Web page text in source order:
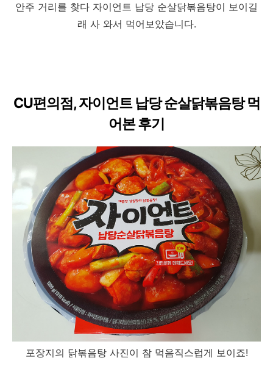
안주 거리를 찾다 자이언트 납당 순살닭볶음탕이 보이길
래 사 와서 먹어보았습니다.
CU편의점, 자이언트 납당 순살닭볶음탕 먹
어본 후기
포장지의 닭볶음탕 사진이 참 먹음직스럽게 보이죠!